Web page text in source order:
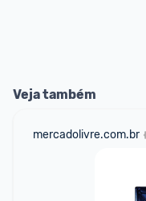
Veja também
mercadolivre.com.br